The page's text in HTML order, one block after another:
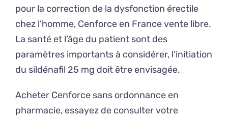
pour la correction de la dysfonction érectile
chez l’homme, Cenforce en France vente libre.
La santé et l’âge du patient sont des
paramètres importants à considérer, l’initiation
du sildénafil 25 mg doit être envisagée.
Acheter Cenforce sans ordonnance en
pharmacie, essayez de consulter votre